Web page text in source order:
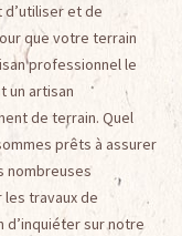
et de
que votre terrain
professionnel le
un artisan
de terrain. Quel
prêts à assurer
nombreuses
travaux de
d’inquiéter sur notre